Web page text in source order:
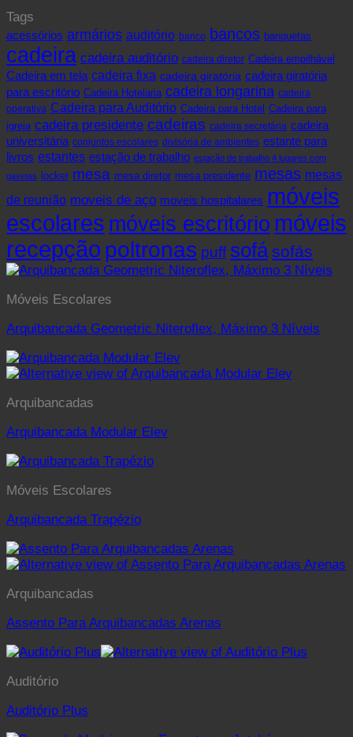
Tags
acessórios armários auditório banco bancos banquetas
cadeira cadeira auditório cadeira diretor Cadeira empilhável
Cadeira em tela cadeira fixa cadeira giratória cadeira giratória
para escritório Cadeira Hotelaria cadeira longarina cadeira
operativa Cadeira para Auditório Cadeira para Hotel Cadeira para
igreja cadeira presidente cadeiras cadeira secretária cadeira
universitária conjuntos escolares divisória de ambientes estante para
livros estantes estação de trabalho estação de trabalho 4 lugares com
gavetas
locker mesa mesa diretor mesa presidente mesas mesas
de reunião moveis de aço moveis hospitalares móveis
escolares móveis escritório móveis
recepção poltronas puff sofá sofás
Móveis Escolares
Arquibancada Geometric Niteroflex, Máximo 3 Níveis
Arquibancadas
Arquibancada Modular Elev
Móveis Escolares
Arquibancada Trapézio
Arquibancadas
Assento Para Arquibancadas Arenas
Auditório
Auditório Plus